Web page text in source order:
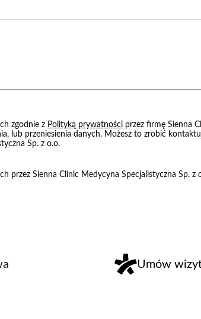
zgodnie z Polityką prywatności przez firmę Sienna
lub przeniesienia danych. Możesz to zrobić
Sp. z o.o.
przez Sienna Clinic Medycyna Specjalistyczna Sp.
Umów